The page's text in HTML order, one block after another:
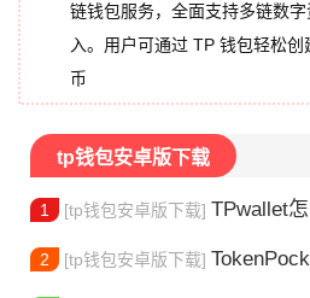
链钱包服务，全面支持多链数
入。用户可通过 TP 钱包轻松
币
tp钱包安卓版下载
1 [tp钱包安卓版下载] TPwallet怎么删
2 [tp钱包安卓版下载] TokenPocket